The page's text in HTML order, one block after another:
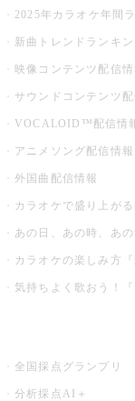
2025年カラオケ年間
新曲トレンドランキ
映像コンテンツ配信情
サウンドコンテンツ
VOCALOID™配信情
アニメソング配信情報
外国曲配信情報
カラオケで盛り上がる
あの日、あの時、あの
カラオケの楽しみ方『
気持ちよく歌おう！
全国採点グランプリ
分析採点AI＋